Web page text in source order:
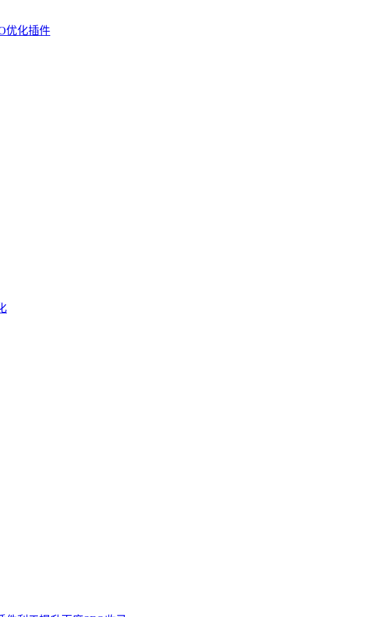
优化插件